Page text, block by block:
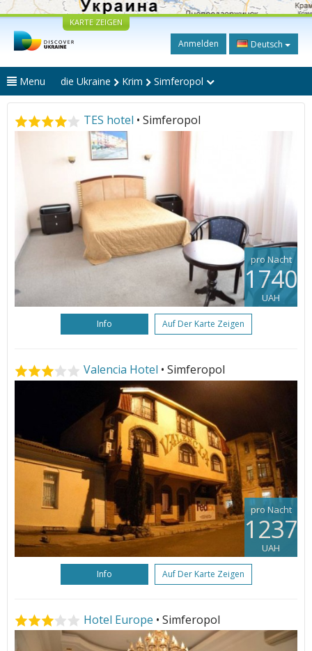
KARTE ZEIGEN
Anmelden Deutsch
Menu die Ukraine Krim Simferopol
TES hotel • Simferopol
pro Nacht
1740
UAH
Info Auf Der Karte Zeigen
Valencia Hotel • Simferopol
pro Nacht
1237
UAH
Info Auf Der Karte Zeigen
Hotel Europe • Simferopol